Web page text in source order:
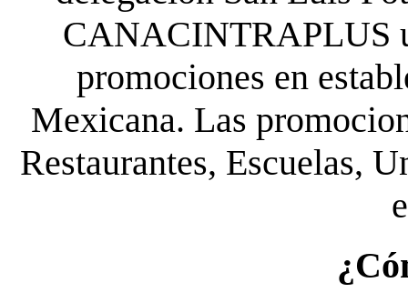
CANACINTRAPLUS
promociones en
Mexicana. Las
Restaurantes, Escuelas,